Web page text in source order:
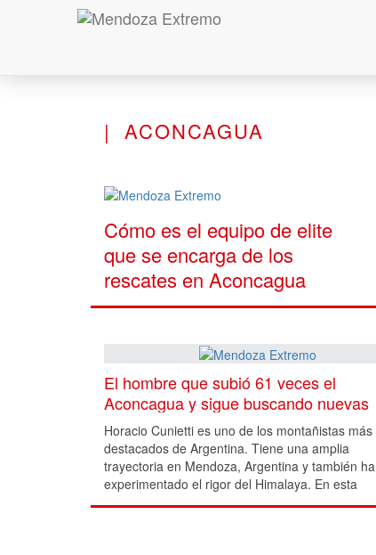
ACONCAGUA
Cómo es el equipo de elite
que se encarga de los
rescates en Aconcagua
El hombre que subió 61 veces el
Aconcagua y sigue buscando nuevas
cumbres
Horacio Cunietti es uno de los montañistas más
destacados de Argentina. Tiene una amplia
trayectoria en Mendoza, Argentina y también ha
experimentado el rigor del Himalaya. En esta
entrevista hablamos de la vida, que para él, es